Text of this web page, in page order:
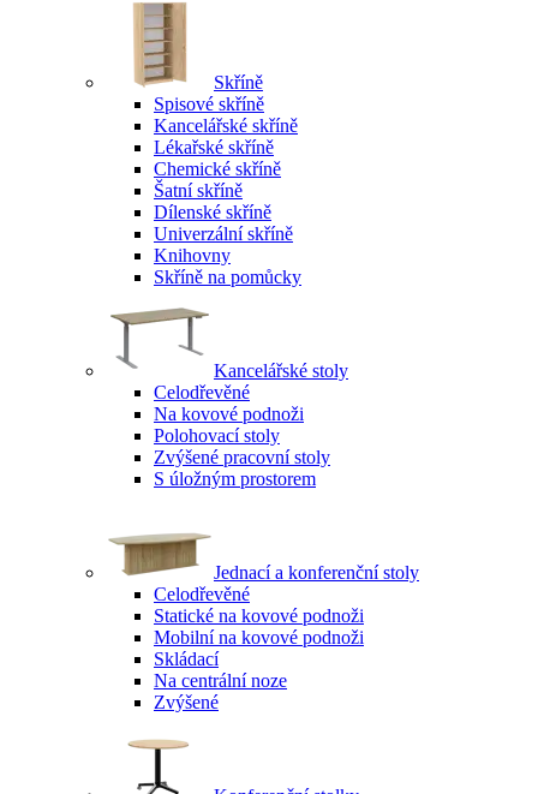
Skříně
Spisové skříně
Kancelářské skříně
Lékařské skříně
Chemické skříně
Šatní skříně
Dílenské skříně
Univerzální skříně
Knihovny
Skříně na pomůcky
Kancelářské stoly
Celodřevěné
Na kovové podnoži
Polohovací stoly
Zvýšené pracovní stoly
S úložným prostorem
Jednací a konferenční stoly
Celodřevěné
Statické na kovové podnoži
Mobilní na kovové podnoži
Skládací
Na centrální noze
Zvýšené